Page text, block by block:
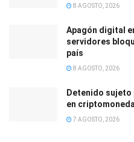
8 AGOSTO, 2026
Apagón digital
servidores
país
8 AGOSTO, 2026
Detenido sujeto
en
7 AGOSTO, 2026